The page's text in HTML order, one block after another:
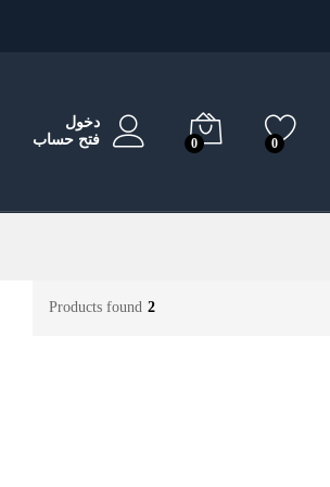
0
0
دخول
فتح حساب
2
Products found